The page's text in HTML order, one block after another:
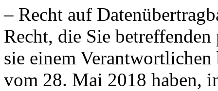
– Recht auf
Recht, die Sie
sie einem
vom 28. Mai 2018 haben,